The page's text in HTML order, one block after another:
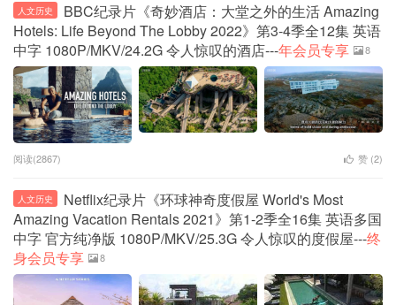
人文历史
BBC纪录片《奇妙酒店：大堂之外的生活 Amazing
Hotels: Life Beyond The Lobby 2022》第3-4季全12集 英语
中字 1080P/MKV/24.2G 令人惊叹的酒店---年会员专享 8
阅读(2867) 赞 (2)
人文历史
Netflix纪录片《环球神奇度假屋 World's Most
Amazing Vacation Rentals 2021》第1-2季全16集 英语多国
中字 官方纯净版 1080P/MKV/25.3G 令人惊叹的度假屋---终
身会员专享
8